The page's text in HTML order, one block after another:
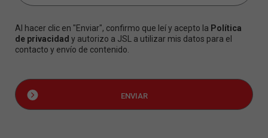
Al hacer clic en "Enviar", confirmo que leí y acepto la Política
de privacidad y autorizo a JSL a utilizar mis datos para el
contacto y envío de contenido.